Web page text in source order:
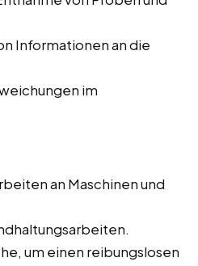
Informationen an die
im
an Maschinen und
um einen reibungslosen